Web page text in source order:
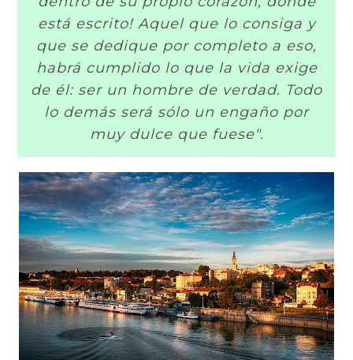
está escrito! Aquel que lo consiga y
que se dedique por completo a eso,
habrá cumplido lo que la vida exige
de él: ser un hombre de verdad. Todo
lo demás será sólo un engaño por
muy dulce que fuese".